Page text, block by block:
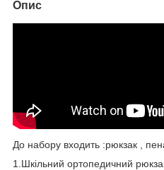
Опис
До набору входить :рюкзак ,
1.Шкільний ортопедичний